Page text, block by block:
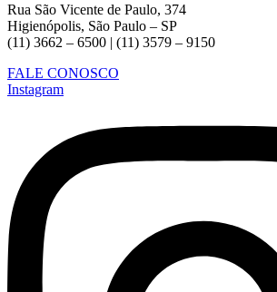
Rua São Vicente de Paulo, 374
Higienópolis, São Paulo – SP
(11) 3662 – 6500 | (11) 3579 – 9150
FALE CONOSCO
Instagram